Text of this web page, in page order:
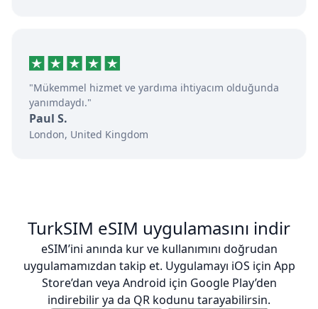
"Mükemmel hizmet ve yardıma ihtiyacım olduğunda
yanımdaydı."
Paul S.
London, United Kingdom
TurkSIM eSIM uygulamasını indir
eSIM’ini anında kur ve kullanımını doğrudan
uygulamamızdan takip et. Uygulamayı iOS için App
Store’dan veya Android için Google Play’den
indirebilir ya da QR kodunu tarayabilirsin.